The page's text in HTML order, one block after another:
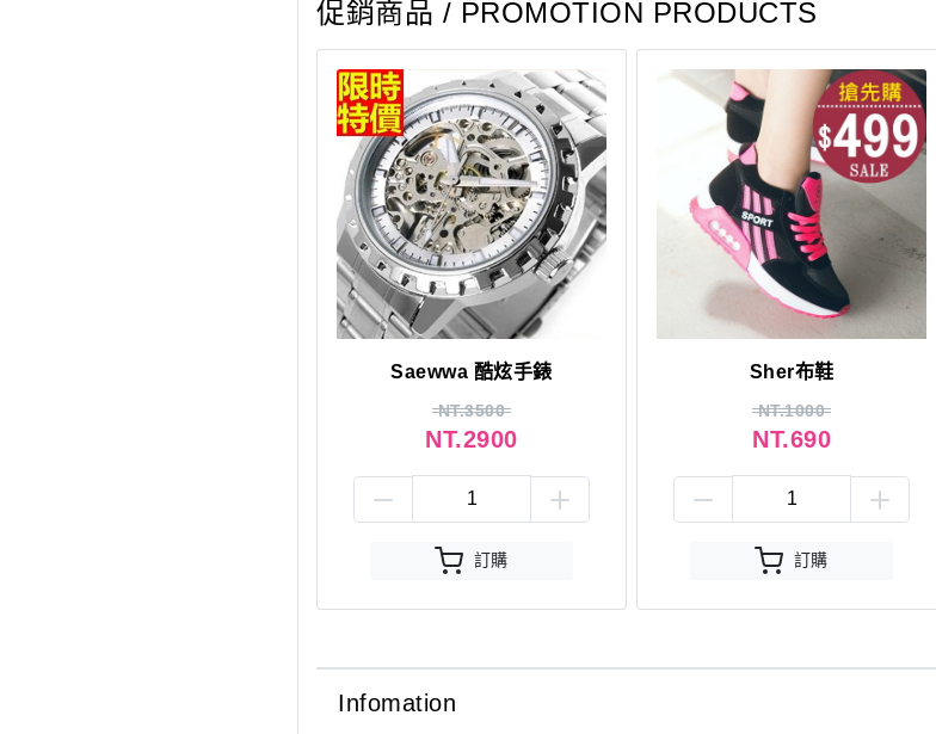
促銷商品 / PROMOTION PRODUCTS
Saewwa 酷炫手錶
NT.3500
NT.2900
訂購
Sher布鞋
NT.1000
NT.690
訂購
Infomation